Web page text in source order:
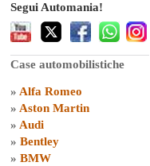
Segui Automania!
Case automobilistiche
» Alfa Romeo
» Aston Martin
» Audi
» Bentley
» BMW